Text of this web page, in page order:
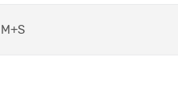
M+S